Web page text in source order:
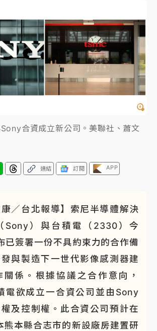
過？大摩估去槓桿完成逾半 波動率降
新北！通報109件災情 侯友宜揭這類災
炸新北！時雨量破百毫米 水塔、雨棚
血
合資成立新公司。美聯社、蕭文
連結 訂閱 APP
康／台北報導】索尼半導體解決
Sony）與台積電（2330）今
已簽署一份不具約束力的合作備
與製造下一世代影像感測器建
關係。根據協議之合作意向，
電欲成立一合資公司並由Sony
及控制權。此合資公司預計在
熊本縣合志市的新設廠房建置研